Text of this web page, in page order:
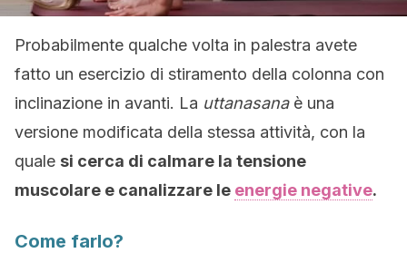
Probabilmente qualche volta in palestra avete
fatto un esercizio di stiramento della colonna con
inclinazione in avanti. La uttanasanaè una
versione modificata della stessa attività, con la
quale si cerca di calmare la tensione
muscolare e canalizzare le energie negative.
Come farlo?